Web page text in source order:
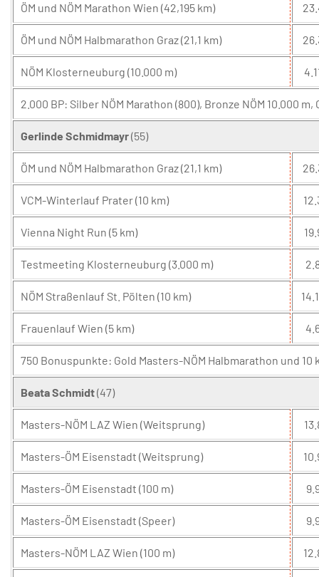
ÖM und NÖM Marathon Wien (42,195 km)
ÖM und NÖM Halbmarathon Graz (21,1 km)
NÖM Klosterneuburg (10.000 m)
2.000 BP: Silber NÖM Marathon (800), Bronze NÖM 10.000
Gerlinde Schmidmayr(55)
ÖM und NÖM Halbmarathon Graz (21,1 km)
VCM-Winterlauf Prater (10 km)
Vienna Night Run (5 km)
Testmeeting Klosterneuburg (3.000 m)
NÖM Straßenlauf St. Pölten (10 km)
Frauenlauf Wien (5 km)
750 Bonuspunkte: Gold Masters-NÖM Halbmarathon und 10
Beata Schmidt(47)
Masters-NÖM LAZ Wien (Weitsprung)
Masters-ÖM Eisenstadt (Weitsprung)
Masters-ÖM Eisenstadt (100 m)
Masters-ÖM Eisenstadt (Speer)
Masters-NÖM LAZ Wien (100 m)